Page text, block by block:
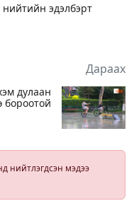
эдэлбэрт
Дараах
дулаан
бороотой
нийтлэгдсэн мэдээ